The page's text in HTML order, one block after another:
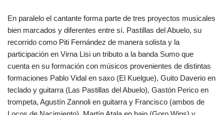
En paralelo el cantante forma parte de tres proyectos musicales
bien marcados y diferentes entre sí. Pastillas del Abuelo, su
recorrido como Piti Fernández de manera solista y la
participación en Virna Lisi un tributo a la banda Sumo que
cuenta en su formación con músicos provenientes de distintas
formaciones Pablo Vidal en saxo (El Kuelgue), Guito Daverio en
teclado y guitarra (Las Pastillas del Abuelo), Gastón Perico en
trompeta, Agustín Zannoli en guitarra y Francisco (ambos de